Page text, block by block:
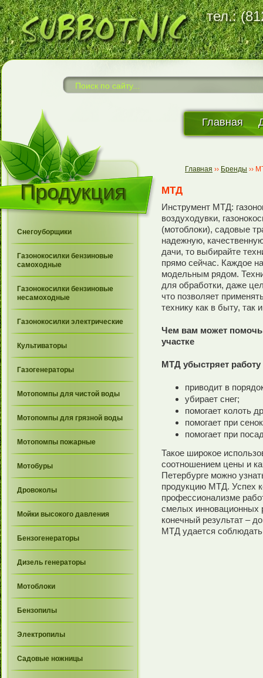
тел.:
Главная
Продукция
Снегоуборщики
Газонокосилки бензиновые
самоходные
Газонокосилки бензиновые
несамоходные
Газонокосилки электрические
Культиваторы
Газогенераторы
Мотопомпы для чистой воды
Мотопомпы для грязной воды
Мотопомпы пожарные
Мотобуры
Дровоколы
Мойки высокого давления
Бензогенераторы
Дизель генераторы
Мотоблоки
Бензопилы
Электропилы
Садовые ножницы
Главная ›› Бренды ››
МТД
Инструмент МТД:
воздуходувки,
(мотоблоки), садовые
надежную,
дачи, то выбирайте
прямо сейчас. Каждое
модельным рядом.
для обработки, даже
что позволяет
технику как в быту,
Чем вам может помочь
участке
МТД убыстряет
приводит в
убирает снег;
помогает колоть
помогает при
помогает при
Такое широкое
соотношением цены и
Петербурге можно
продукцию МТД. Успех
профессионализме
смелых инновационных
конечный результат –
МТД удается